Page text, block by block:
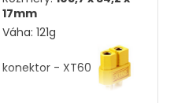
17mm
Váha: 121g
konektor - XT60